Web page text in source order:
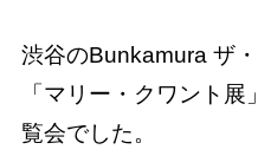
渋谷のBunkamura ザ
「マリー・クワント
覧会でした。